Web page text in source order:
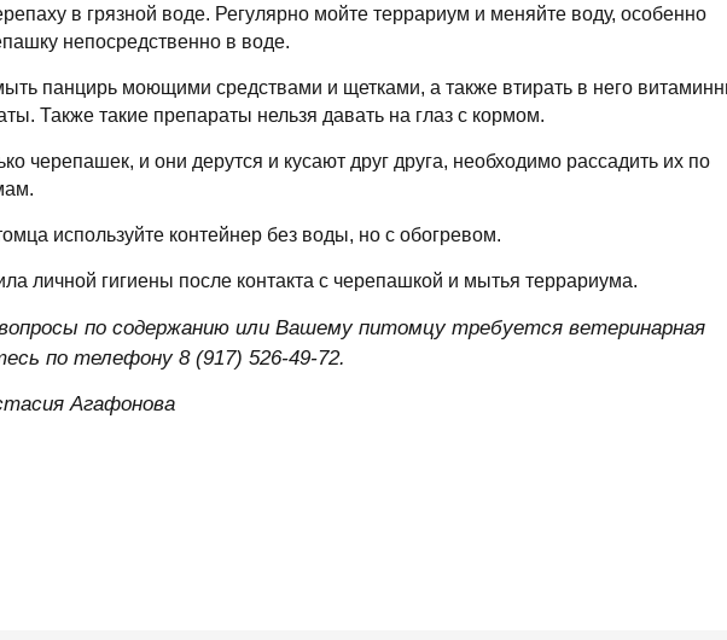
в грязной воде. Регулярно мойте террариум и меняйте воду, особенно
непосредственно в воде.
панцирь моющими средствами и щетками, а также втирать в него
Также такие препараты нельзя давать на глаз с кормом.
черепашек, и они дерутся и кусают друг друга, необходимо рассадить их по
используйте контейнер без воды, но с обогревом.
личной гигиены после контакта с черепашкой и мытья террариума.
по содержанию или Вашему питомцу требуется ветеринарная
по телефону 8 (917) 526-49-72.
Агафонова